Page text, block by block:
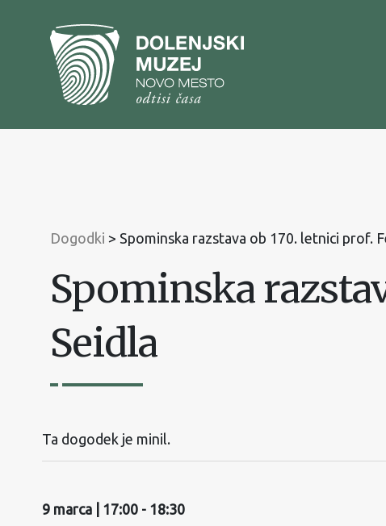
Na
Dogodki > Spominska razstava ob 170. letnici prof.
Spominska
Seidla
Ta dogodek je minil.
9 marca | 17:00 - 18:30